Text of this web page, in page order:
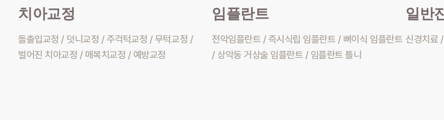
치아교정
돌출입교정 / 덧니교정 / 주걱턱교정 / 무턱교정 /
벌어진 치아교정 / 매복치교정 / 예방교정
임플란트
전악임플란트 / 즉시식립 임플란트 / 뼈이식 임플란트
/ 상악동 거상술 임플란트 / 임플란트 틀니
일반
신경치료